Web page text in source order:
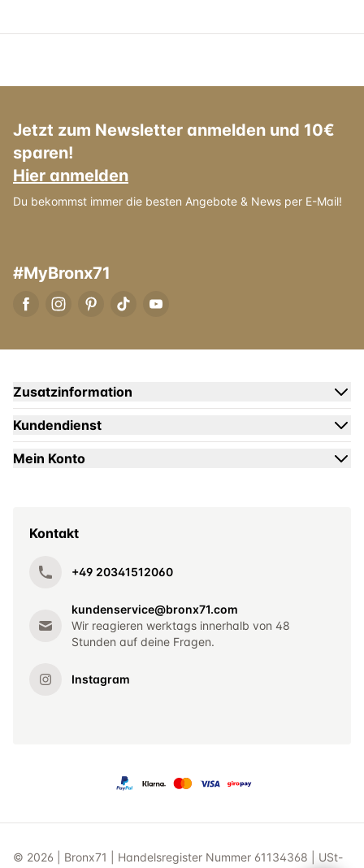
Jetzt zum Newsletter anmelden und 10€
sparen!
Hier anmelden
Du bekommst immer die besten Angebote & News per E-Mail!
#MyBronx71
Zusatzinformation
Kundendienst
Mein Konto
Kontakt
+49 20341512060
kundenservice@bronx71.com
Wir reagieren werktags innerhalb von 48
Stunden auf deine Fragen.
Instagram
© 2026 | Bronx71 | Handelsregister Nummer 61134368 | USt-